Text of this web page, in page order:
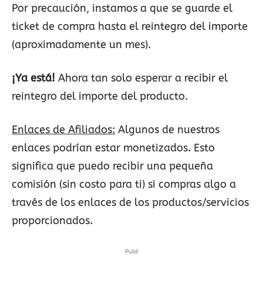
Por precaución, instamos a que se guarde el
ticket de compra hasta el reintegro del importe
(aproximadamente un mes).
¡Ya está! Ahora tan solo esperar a recibir el
reintegro del importe del producto.
Enlaces de Afiliados: Algunos de nuestros
enlaces podrían estar monetizados. Esto
significa que puedo recibir una pequeña
comisión (sin costo para ti) si compras algo a
través de los enlaces de los productos/servicios
proporcionados.
Publi